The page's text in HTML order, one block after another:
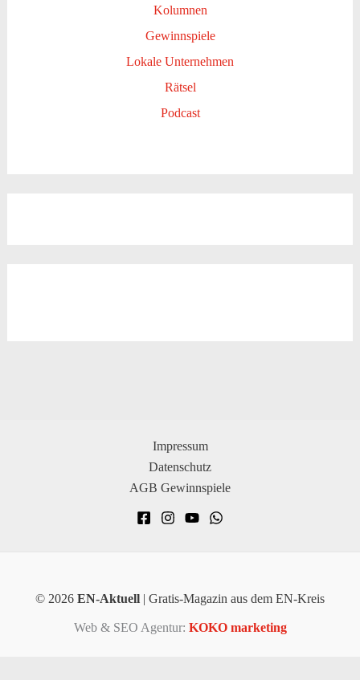
Kolumnen
Gewinnspiele
Lokale Unternehmen
Rätsel
Podcast
Impressum
Datenschutz
AGB Gewinnspiele
© 2026 EN-Aktuell | Gratis-Magazin aus dem EN-Kreis
Web & SEO Agentur: KOKO marketing